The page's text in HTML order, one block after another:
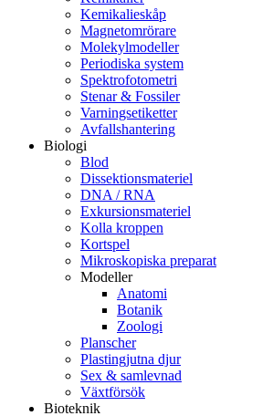
Kemikalieskåp
Magnetomrörare
Molekylmodeller
Periodiska system
Spektrofotometri
Stenar & Fossiler
Varningsetiketter
Avfallshantering
Biologi
Blod
Dissektionsmateriel
DNA / RNA
Exkursionsmateriel
Kolla kroppen
Kortspel
Mikroskopiska preparat
Modeller
Anatomi
Botanik
Zoologi
Planscher
Plastingjutna djur
Sex & samlevnad
Växtförsök
Bioteknik